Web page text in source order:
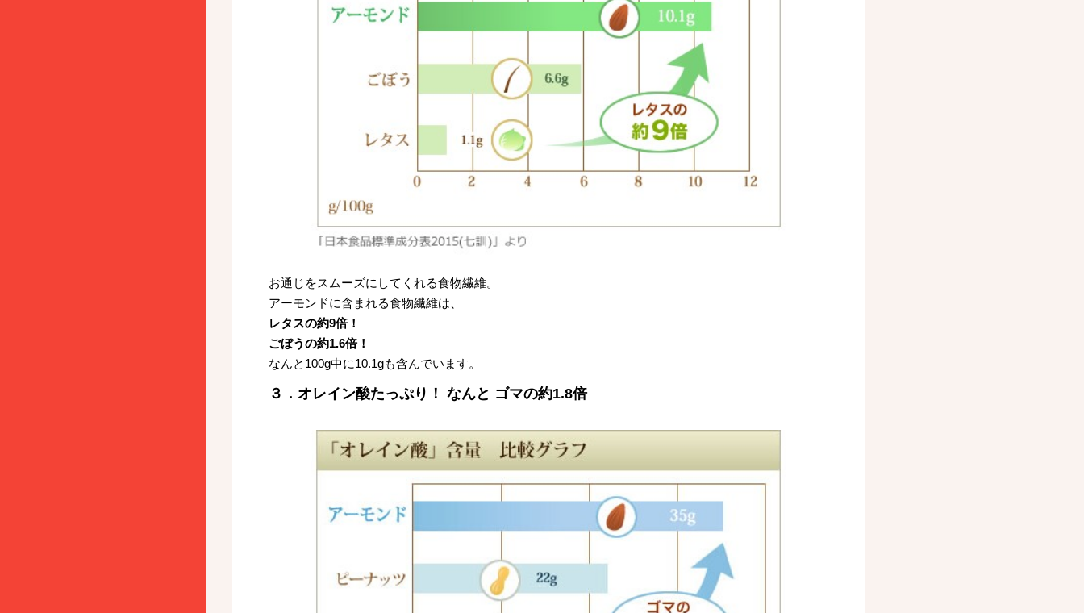
お通じをスムーズにしてくれる食物繊維。
アーモンドに含まれる食物繊維は、
レタスの約9倍！
ごぼうの約1.6倍！
なんと100g中に10.1gも含んでいます。
３．オレイン酸たっぷり！ なんと ゴマの約1.8倍